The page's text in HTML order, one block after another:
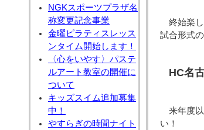
NGKスポーツプラザ名
称変更記念事業
金曜ピラティスレッス
ンタイム開始します！
〈心をいやす〉パステ
ルアート教室の開催に
ついて
キッズスイム追加募集
中！
やすらぎの時間ナイト
終始楽
試合形式
HC名
来年度
い！